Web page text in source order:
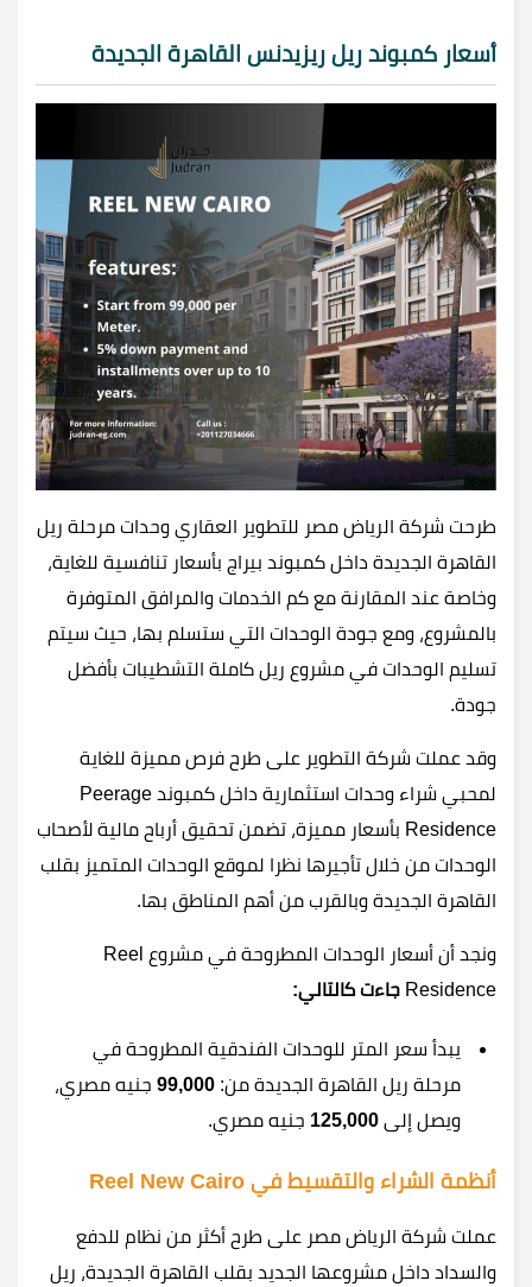
أسعار كمبوند ريل ريزيدنس القاهرة الجديدة
طرحت شركة الرياض مصر للتطوير العقاري وحدات مرحلة ريل
القاهرة الجديدة داخل كمبوند بيراج بأسعار تنافسية للغاية،
وخاصة عند المقارنة مع كم الخدمات والمرافق المتوفرة
بالمشروع، ومع جودة الوحدات التي ستسلم بها، حيث سيتم
تسليم الوحدات في مشروع ريل كاملة التشطيبات بأفضل
جودة.
وقد عملت شركة التطوير على طرح فرص مميزة للغاية
لمحبي شراء وحدات استثمارية داخل كمبوند Peerage
Residence بأسعار مميزة، تضمن تحقيق أرباح مالية لأصحاب
الوحدات من خلال تأجيرها نظرا لموقع الوحدات المتميز بقلب
القاهرة الجديدة وبالقرب من أهم المناطق بها.
ونجد أن أسعار الوحدات المطروحة في مشروع Reel
Residence جاءت كالتالي:
يبدأ سعر المتر للوحدات الفندقية المطروحة في
مرحلة ريل القاهرة الجديدة من: 99,000 جنيه مصري،
ويصل إلى 125,000 جنيه مصري.
أنظمة الشراء والتقسيط في Reel New Cairo
عملت شركة الرياض مصر على طرح أكثر من نظام للدفع
والسداد داخل مشروعها الجديد بقلب القاهرة الجديدة، ريل